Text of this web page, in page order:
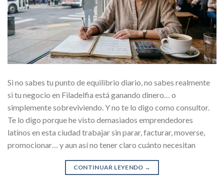
Si no sabes tu punto de equilibrio diario, no sabes realmente
si tu negocio en Filadelfia está ganando dinero… o
simplemente sobreviviendo. Y no te lo digo como consultor.
Te lo digo porque he visto demasiados emprendedores
latinos en esta ciudad trabajar sin parar, facturar, moverse,
promocionar… y aun así no tener claro cuánto necesitan
CONTINUAR LEYENDO →